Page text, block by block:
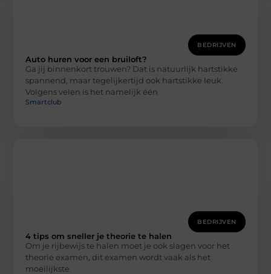
BEDRIJVEN
Auto huren voor een bruiloft?
Ga jij binnenkort trouwen? Dat is natuurlijk hartstikke
spannend, maar tegelijkertijd ook hartstikke leuk.
Volgens velen is het namelijk één
Smartclub
BEDRIJVEN
4 tips om sneller je theorie te halen
Om je rijbewijs te halen moet je ook slagen voor het
theorie examen, dit examen wordt vaak als het
moeilijkste